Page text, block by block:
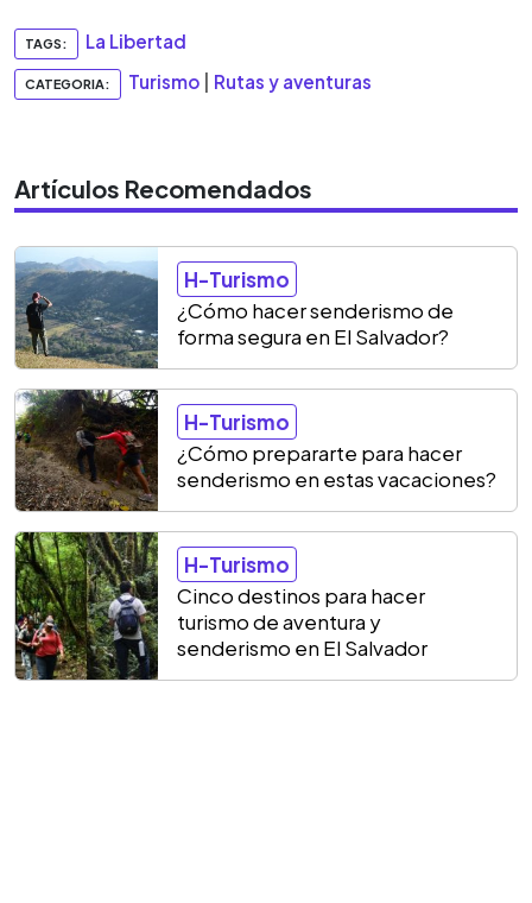
TAGS: La Libertad
CATEGORIA: Turismo Rutas y aventuras
Artículos Recomendados
H-Turismo
¿Cómo hacer senderismo de
forma segura en El Salvador?
H-Turismo
¿Cómo prepararte para hacer
senderismo en estas vacaciones?
H-Turismo
Cinco destinos para hacer
turismo de aventura y
senderismo en El Salvador